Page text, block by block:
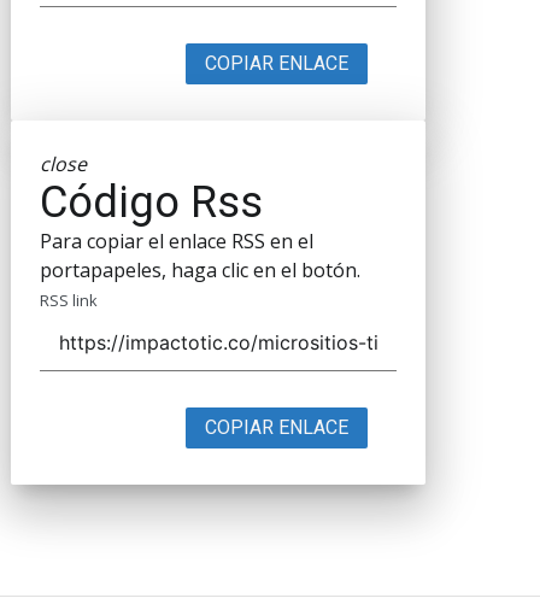
COPIAR ENLACE
close
Código Rss
Para copiar el enlace RSS en el
portapapeles, haga clic en el botón.
RSS link
COPIAR ENLACE